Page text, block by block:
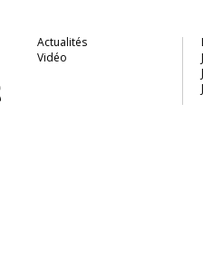
Actualités
Vidéo